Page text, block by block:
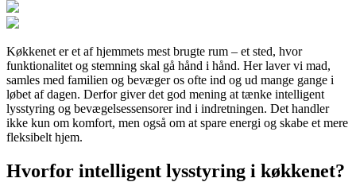
Køkkenet er et af hjemmets mest brugte rum – et sted, hvor
funktionalitet og stemning skal gå hånd i hånd. Her laver vi mad,
samles med familien og bevæger os ofte ind og ud mange gange i
løbet af dagen. Derfor giver det god mening at tænke intelligent
lysstyring og bevægelsessensorer ind i indretningen. Det handler
ikke kun om komfort, men også om at spare energi og skabe et mere
fleksibelt hjem.
Hvorfor intelligent lysstyring i køkkenet?